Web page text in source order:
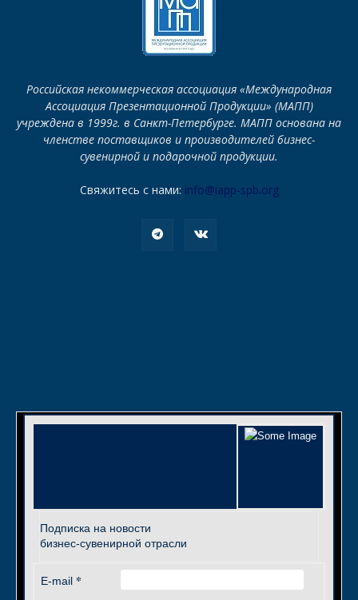
Российская некоммерческая ассоциация «Международная
Ассоциация Презентационной Продукции» (МАПП)
учреждена в 1999г. в Санкт-Петербурге. МАПП основана на
членстве поставщиков и производителей бизнес-
сувенирной и подарочной продукции.
Свяжитесь с нами: info@iapp-spb.org
Подписка на новости
бизнес-сувенирной отрасли
E-mail *